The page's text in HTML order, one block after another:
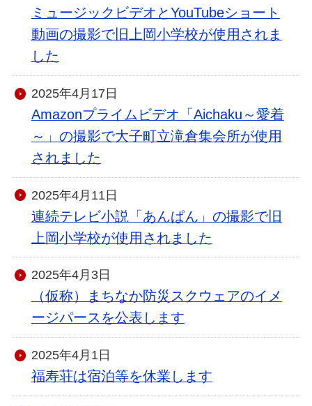
ミュージックビデオとYouTubeショート
動画の撮影で旧上岡小学校が使用されま
した
2025年4月17日
Amazonプライムビデオ「Aichaku～愛着
～」の撮影で大子町立滝倉集会所が使用
されました
2025年4月11日
連続テレビ小説「あんぱん」の撮影で旧
上岡小学校が使用されました
2025年4月3日
（仮称）まちなか防災スクウェアのイメ
ージパースを公表します
2025年4月1日
福寿荘は宿泊等を休業します